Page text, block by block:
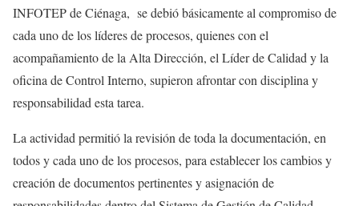
INFOTEP de Ciénaga, se debió básicamente al compromiso de
cada uno de los líderes de procesos, quienes con el
acompañamiento de la Alta Dirección, el Líder de Calidad y la
oficina de Control Interno, supieron afrontar con disciplina y
responsabilidad esta tarea.
La actividad permitió la revisión de toda la documentación, en
todos y cada uno de los procesos, para establecer los cambios y
creación de documentos pertinentes y asignación de